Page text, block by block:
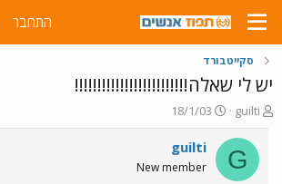
התחבר
סקייטבורד
יש לי שאלה!!!!!!!!!!!!!!!!!!!!!!!!!
פ
ו
ת
ח
ה
guilti
פ
ו
18/1/03
G
guilti
New member